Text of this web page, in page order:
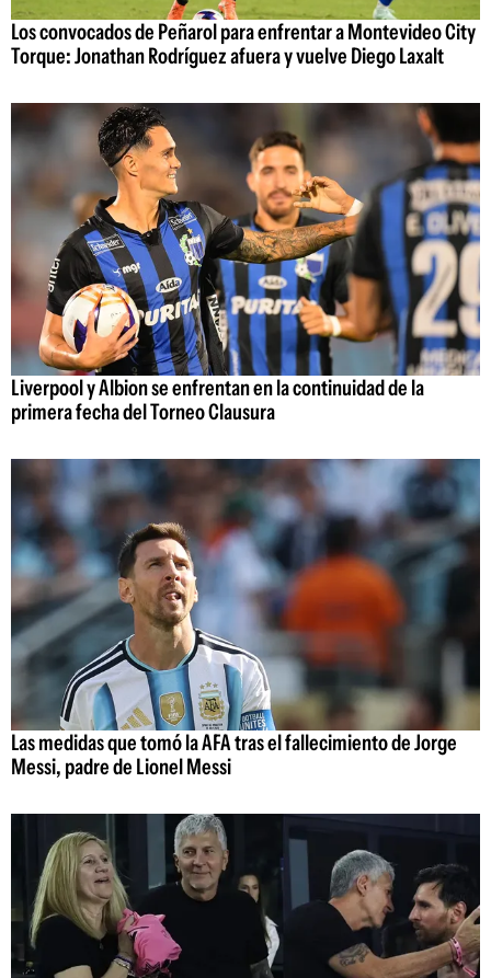
Los convocados de Peñarol para enfrentar a Montevideo City
Torque: Jonathan Rodríguez afuera y vuelve Diego Laxalt
Liverpool y Albion se enfrentan en la continuidad de la
primera fecha del Torneo Clausura
Las medidas que tomó la AFA tras el fallecimiento de Jorge
Messi, padre de Lionel Messi